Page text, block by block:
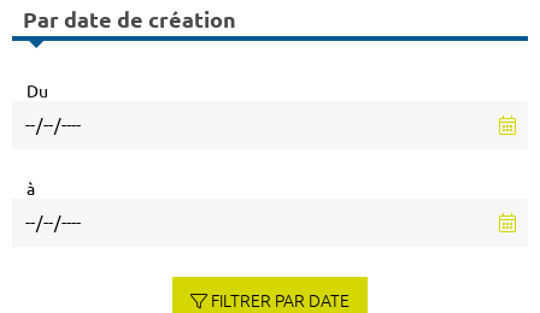
Par date de création
Du
à
FILTRER PAR DATE